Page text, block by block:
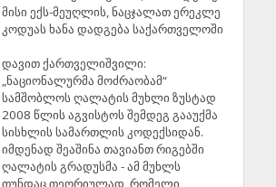
მისი ექს-მეუღლის, ნაცჯალათ ერეკლე
კოდუას ხანა დადგება საქართველოში
დავით ქართველიშვილი:
„ნაციონალურმა მოძრაობამ“
სამშობლოს ღალატის მუხლი ზუსტად
2008 წლის აგვისტოს შემდეგ გააუქმა
სისხლის სამართლის კოდექსიდან.
იმდენად შეაშინა თავიანთ რიგებში
ღალატის გრადუსმა - ამ მუხლს
თუნდაც თეორიულად, რომელი